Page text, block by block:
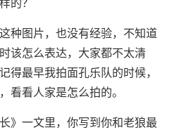
的？
种图片，也没有经验，不知道
该怎么表达，大家都不太清
得最早我拍面孔乐队的时候，
看看人家是怎么拍的。
》一文里，你写到你和老狼最